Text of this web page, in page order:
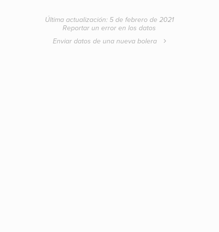
Última actualización: 5 de febrero de 2021
Reportar un error en los datos
Enviar datos de una nueva bolera